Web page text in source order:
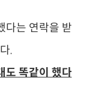
다는 연락을 받
.
도 똑같이 했다